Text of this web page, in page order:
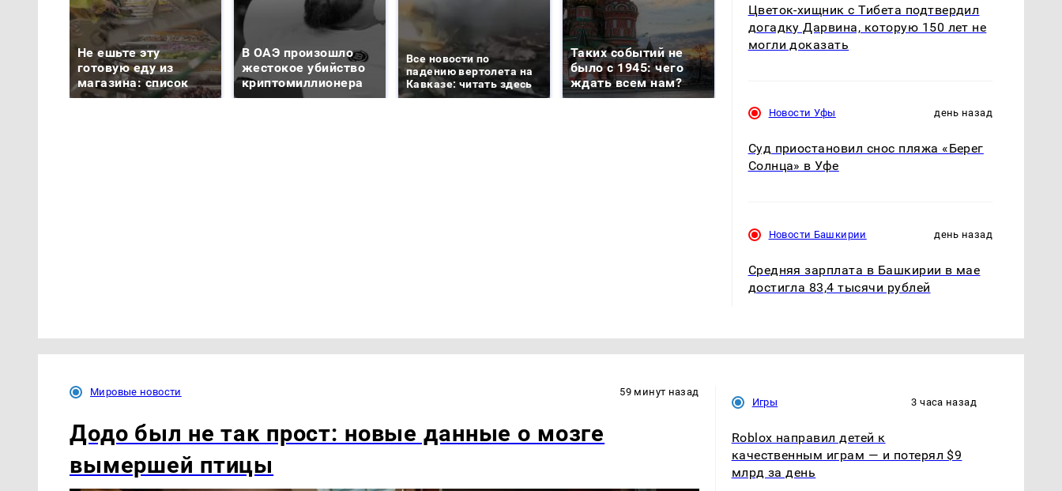
Не ешьте эту
готовую еду из
магазина: список
В ОАЭ произошло
жестокое убийство
криптомиллионера
Все новости по
падению вертолета на
Кавказе: читать здесь
Таких событий не
было с 1945: чего
ждать всем нам?
СМИ: В Химках на
Цветок-хищник с Тибета подтвердил
догадку Дарвина, которую 150 лет не
могли доказать
Новости Уфы день назад
Суд приостановил снос пляжа «Берег
Солнца» в Уфе
Новости Башкирии день назад
Средняя зарплата в Башкирии в мае
достигла 83,4 тысячи рублей
Мировые новости 59 минут назад
Додо был не так прост: новые данные о мозге
вымершей птицы
Игры 3 часа назад
Roblox направил детей к
качественным играм — и потерял $9
млрд за день